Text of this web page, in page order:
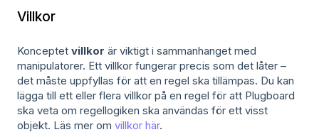
Villkor
Konceptet villkor är viktigt i sammanhanget med
manipulatorer. Ett villkor fungerar precis som det låter –
det måste uppfyllas för att en regel ska tillämpas. Du kan
lägga till ett eller flera villkor på en regel för att Plugboard
ska veta om regellogiken ska användas för ett visst
objekt. Läs mer om villkor här.